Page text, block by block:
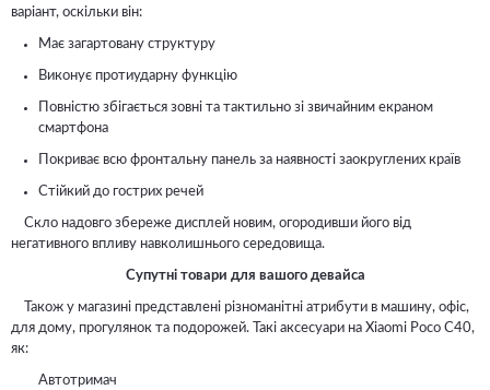
варіант, оскільки він:
Має загартовану структуру
Виконує протиударну функцію
Повністю збігається зовні та тактильно зі звичайним екраном
смартфона
Покриває всю фронтальну панель за наявності заокруглених країв
Стійкий до гострих речей
Скло надовго збереже дисплей новим, огородивши його від
негативного впливу навколишнього середовища.
Супутні товари для вашого девайса
Також у магазині представлені різноманітні атрибути в машину, офіс,
для дому, прогулянок та подорожей. Такі аксесуари на Xiaomi Poco C40,
як:
Автотримач